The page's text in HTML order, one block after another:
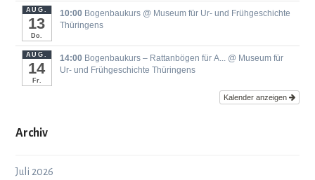
AUG.
13
Do.
10:00 Bogenbaukurs @ Museum für Ur- und Frühgeschichte
Thüringens
AUG.
14
Fr.
14:00 Bogenbaukurs ‒ Rattanbögen für A... @ Museum für
Ur- und Frühgeschichte Thüringens
Kalender anzeigen
Archiv
Juli 2026